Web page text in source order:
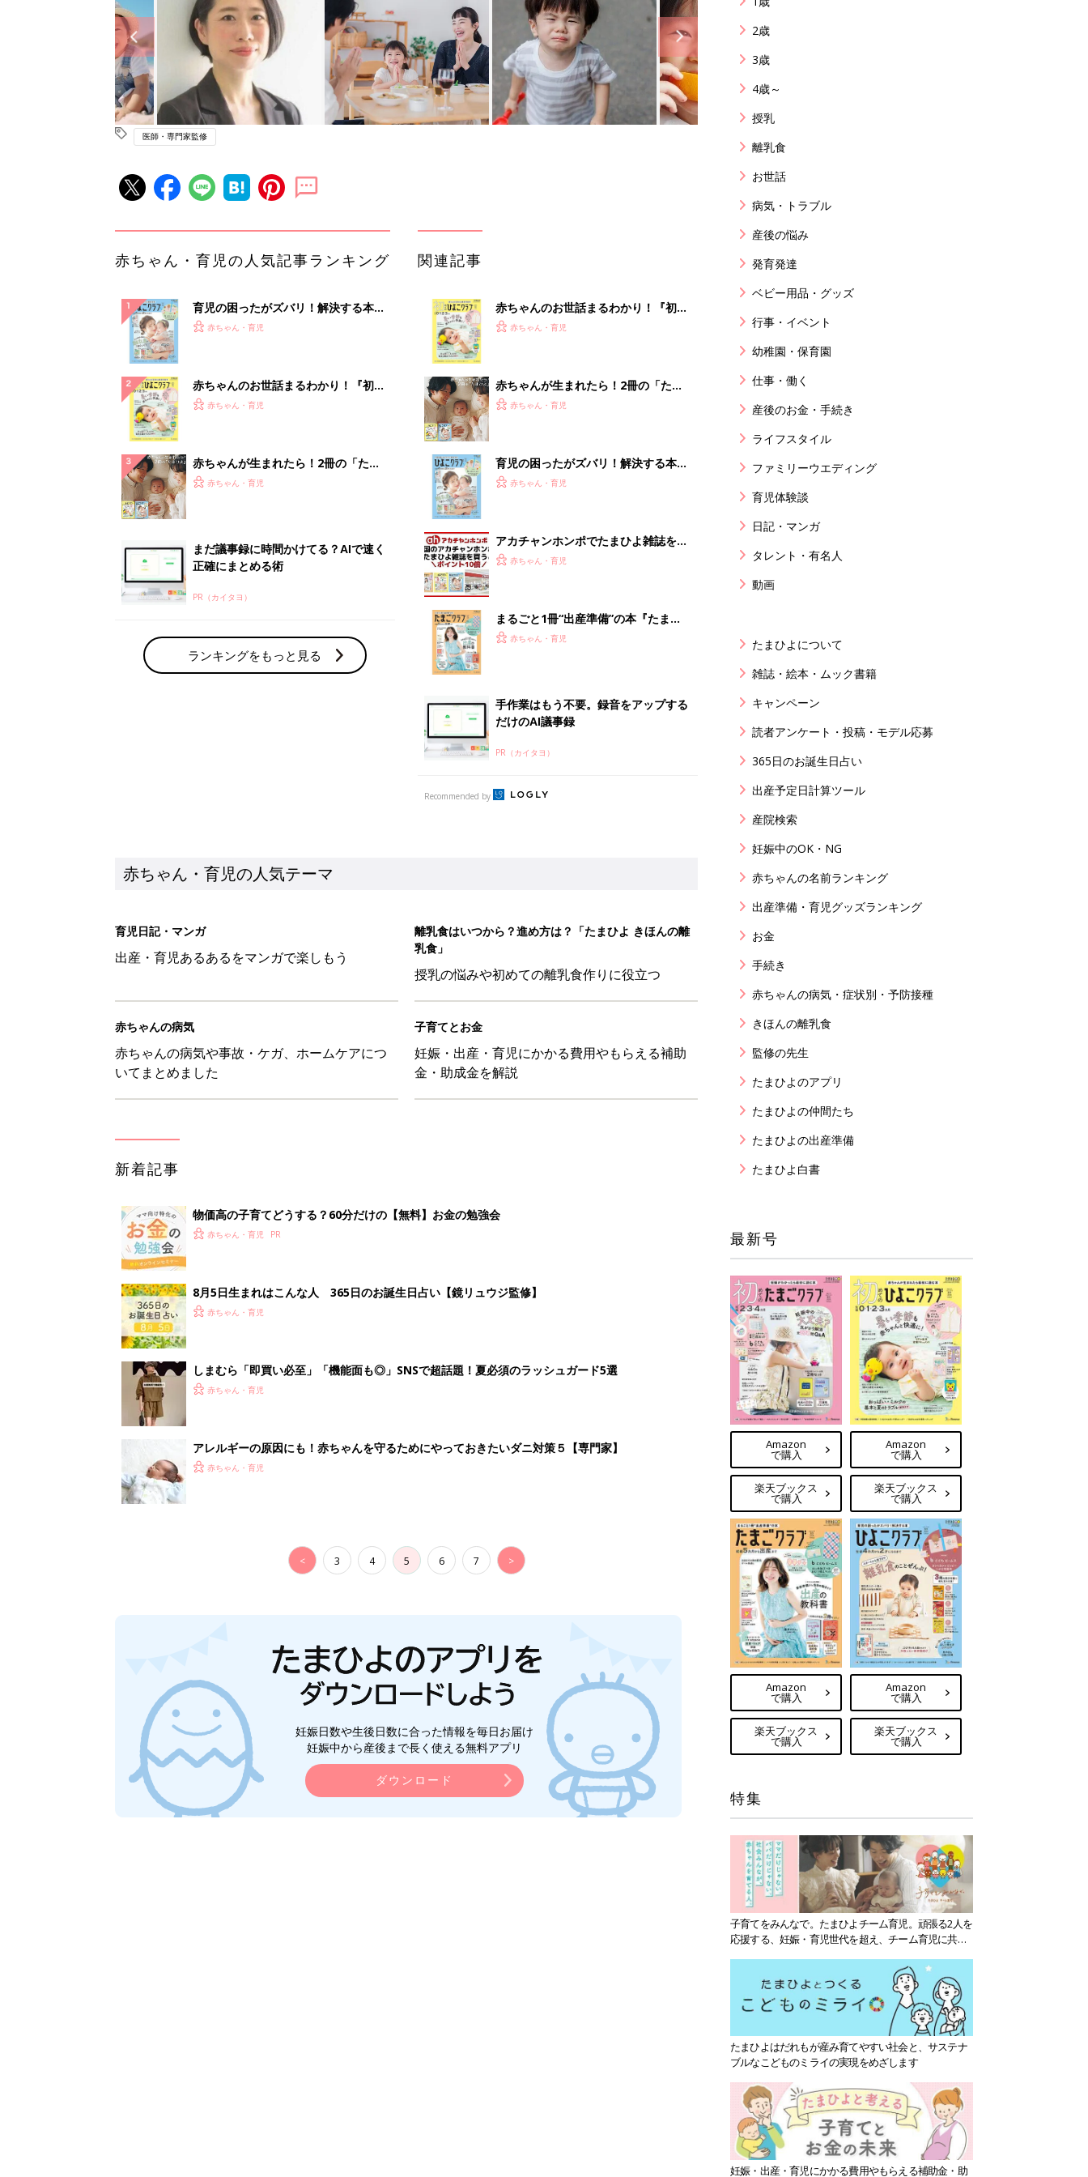
医師・専門家監修
赤ちゃん・育児の人気記事ランキング
育児の困ったがズバリ！解決する本
『ひよこクラブ 夏号』 4カ月～2才
赤ちゃん・育児
赤ちゃんのお世話まるわかり！『初め
てのひよこクラブ 夏号』〈巻頭大特
赤ちゃん・育児
赤ちゃんが生まれたら！2冊の「たま
ひよ」
赤ちゃん・育児
まだ議事録に時間かけてる？AIで速く
正確にまとめる術
PR（カイタヨ）
ランキングをもっと見る
関連記事
赤ちゃんのお世話まるわかり！『初め
てのひよこクラブ 夏号』〈巻頭大特
赤ちゃん・育児
赤ちゃんが生まれたら！2冊の「たま
ひよ」
赤ちゃん・育児
育児の困ったがズバリ！解決する本
『ひよこクラブ 秋号』 4カ月～2才
赤ちゃん・育児
アカチャンホンポでたまひよ雑誌を買
うとポイント10倍【期間限定】
赤ちゃん・育児
まるごと1冊“出産準備”の本『たまご
クラブ 夏号』〈スペシャル大特集〉
赤ちゃん・育児
手作業はもう不要。録音をアップする
だけのAI議事録
PR（カイタヨ）
Recommended by
赤ちゃん・育児の人気テーマ
育児日記・マンガ
出産・育児あるあるをマンガで楽しもう
離乳食はいつから？進め方は？「たまひよ きほんの離
乳食」
授乳の悩みや初めての離乳食作りに役立つ
赤ちゃんの病気
赤ちゃんの病気や事故・ケガ、ホームケアにつ
いてまとめました
子育てとお金
妊娠・出産・育児にかかる費用やもらえる補助
金・助成金を解説
新着記事
物価高の子育てどうする？60分だけの【無料】お金の勉強会
赤ちゃん・育児
8月5日生まれはこんな人 365日のお誕生日占い【鏡リュウジ監修】
赤ちゃん・育児
しまむら「即買い必至」「機能面も◎」SNSで超話題！夏必須のラッシュガード5選
赤ちゃん・育児
アレルギーの原因にも！赤ちゃんを守るためにやっておきたいダニ対策５【専門家】
赤ちゃん・育児
< 3 4 5 6 7 >
妊娠日数や生後日数に合った情報を毎日お届け
妊娠中から産後まで長く使える無料アプリ
ダウンロード
2歳
3歳
4歳～
授乳
離乳食
お世話
病気・トラブル
産後の悩み
発育発達
ベビー用品・グッズ
行事・イベント
幼稚園・保育園
仕事・働く
産後のお金・手続き
ライフスタイル
ファミリーウエディング
育児体験談
日記・マンガ
タレント・有名人
動画
たまひよについて
雑誌・絵本・ムック書籍
キャンペーン
読者アンケート・投稿・モデル応募
365日のお誕生日占い
出産予定日計算ツール
産院検索
妊娠中のOK・NG
赤ちゃんの名前ランキング
出産準備・育児グッズランキング
お金
手続き
赤ちゃんの病気・症状別・予防接種
きほんの離乳食
監修の先生
たまひよのアプリ
たまひよの仲間たち
たまひよの出産準備
たまひよ白書
最新号
Amazon
で購入
楽天ブックス
で購入
Amazon
で購入
楽天ブックス
で購入
Amazon
で購入
楽天ブックス
で購入
Amazon
で購入
楽天ブックス
で購入
特集
子育てをみんなで。たまひよチーム育児。頑張る2人を
応援する、妊娠・育児世代を超え、チーム育児に共感
たまひよはだれもが産み育てやすい社会と、サステナ
ブルなこどものミライの実現をめざします
妊娠・出産・育児にかかる費用やもらえる補助金・助